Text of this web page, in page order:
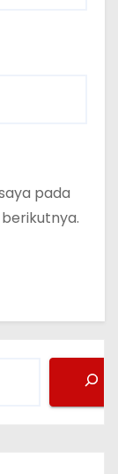
pada